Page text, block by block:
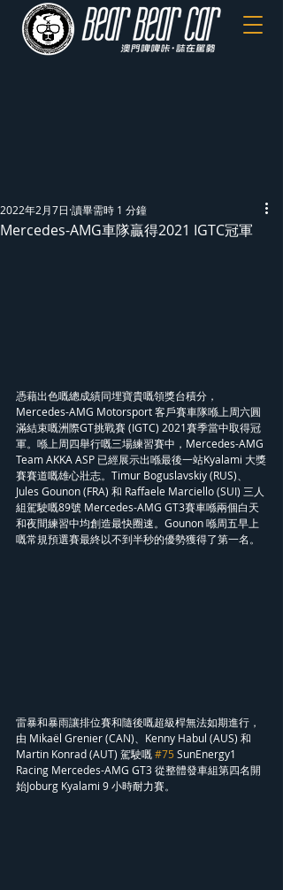
Mercedes-AMG車隊贏得2021 IGTC冠軍
2022年2月7日 讀畢需時 1 分鐘
憑藉出色嘅總成績同埋寶貴嘅領獎台積分，
Mercedes-AMG Motorsport 客戶賽車隊喺上周六圓
滿結束嘅洲際GT挑戰賽 (IGTC) 2021賽季當中取得冠
軍。喺上周四舉行嘅三場練習賽中，Mercedes-AMG
Team AKKA ASP 已經展示出喺最後一站Kyalami 大獎
賽賽道嘅雄心壯志。Timur Boguslavskiy (RUS)、
Jules Gounon (FRA) 和 Raffaele Marciello (SUI) 三人
組駕駛嘅89號 Mercedes-AMG GT3賽車喺兩個白天
和夜間練習中均創造最快圈速。Gounon 喺周五早上
嘅常規預選賽最終以不到半秒的優勢獲得了第一名。
雷暴和暴雨讓排位賽和隨後嘅超級桿無法如期進行，
由 Mikaël Grenier (CAN)、Kenny Habul (AUS) 和
Martin Konrad (AUT) 駕駛嘅 #75 SunEnergy1
Racing Mercedes-AMG GT3 從整體發車組第四名開
始Joburg Kyalami 9 小時耐力賽。